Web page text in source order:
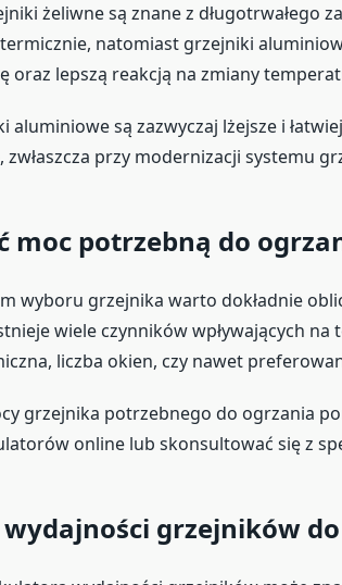
żeliwne są znane z długotrwałego
natomiast grzejniki
oraz lepszą reakcją na zmiany
aluminiowe są zazwyczaj lżejsze i
zwłaszcza przy modernizacji systemu
moc potrzebną do
wyboru grzejnika warto dokładnie
wiele czynników wpływających
liczba okien, czy nawet
grzejnika potrzebnego do ogrzania
online lub skonsultować się z
grzejników